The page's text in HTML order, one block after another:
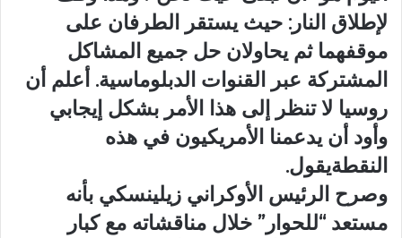
لإطلاق النار: حيث يستقر الطرفان على
موقفهما ثم يحاولان حل جميع المشاكل
المشتركة عبر القنوات الدبلوماسية. أعلم أن
روسيا لا تنظر إلى هذا الأمر بشكل إيجابي
وأود أن يدعمنا الأمريكيون في هذه
النقطةيقول.
وصرح الرئيس الأوكراني زيلينسكي بأنه
مستعد “للحوار” خلال مناقشاته مع كبار